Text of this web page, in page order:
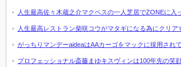
人生最高佐々木蔵之介マクベスの一人芝居でZONEに入
人生最高レストラン柴咲コウがマタギになる為にクリア
がっちりマンデーaideaはAAカーゴをマックに採用され
プロフェッショナル斎藤まゆキスヴィンは100年先の笑